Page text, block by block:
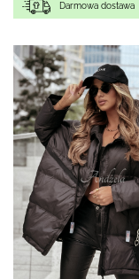
Darmowa dostawa